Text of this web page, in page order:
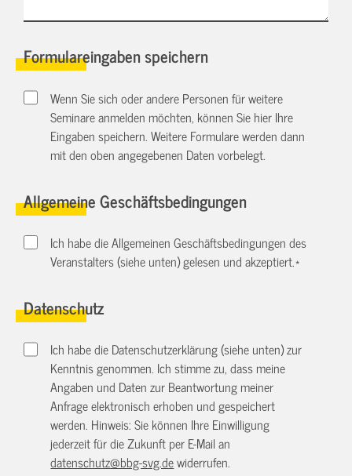
Formulareingaben speichern
Wenn Sie sich oder andere Personen für weitere
Seminare anmelden möchten, können Sie hier Ihre
Eingaben speichern. Weitere Formulare werden dann
mit den oben angegebenen Daten vorbelegt.
Allgemeine Geschäftsbedingungen
Ich habe die Allgemeinen Geschäftsbedingungen des
Veranstalters (siehe unten) gelesen und akzeptiert.*
Datenschutz
Ich habe die Datenschutzerklärung (siehe unten) zur
Kenntnis genommen. Ich stimme zu, dass meine
Angaben und Daten zur Beantwortung meiner
Anfrage elektronisch erhoben und gespeichert
werden. Hinweis: Sie können Ihre Einwilligung
jederzeit für die Zukunft per E-Mail an
datenschutz@bbg-svg.dewiderrufen.